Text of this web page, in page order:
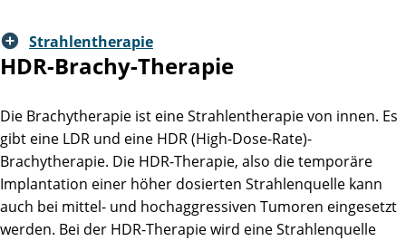
Strahlentherapie
HDR-Brachy-Therapie
Die Brachytherapie ist eine Strahlentherapie von innen. Es
gibt eine LDR und eine HDR (High-Dose-Rate)-
Brachytherapie. Die HDR-Therapie, also die temporäre
Implantation einer höher dosierten Strahlenquelle kann
auch bei mittel- und hochaggressiven Tumoren eingesetzt
werden. Bei der HDR-Therapie wird eine Strahlenquelle